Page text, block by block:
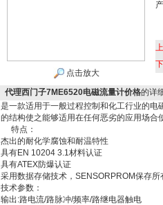
点击放大
代理西门子7ME6520电磁流量计价格的详
是一款适用于一般过程控制和化工行业的电
的结构使之能够适用在任何恶劣的应用场合
特点：
杰出的耐化学腐蚀和耐温特性
具有EN 10204 3.1材料认证
具有ATEX防爆认证
采用数据存储技术，SENSORPROM保存所
技术参数：
输出:路电流/路脉冲/频率/路继电器触电